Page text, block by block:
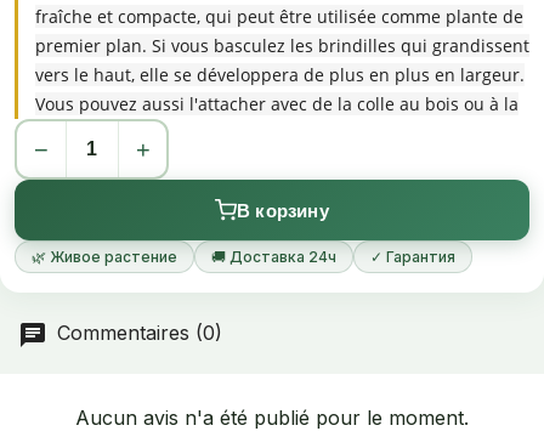
fraîche et compacte, qui peut être utilisée comme plante de
premier plan. Si vous basculez les brindilles qui grandissent
vers le haut, elle se développera de plus en plus en largeur.
Vous pouvez aussi l'attacher avec de la colle au bois ou à la
pierre. Elle produit beaucoup de racines en même temps
que les feuilles se développent. En conséquent, elle a
− +
В корзину
🌿 Живое растение 🚚 Доставка 24ч ✓ Гарантия
Commentaires (0)
Aucun avis n'a été publié pour le moment.